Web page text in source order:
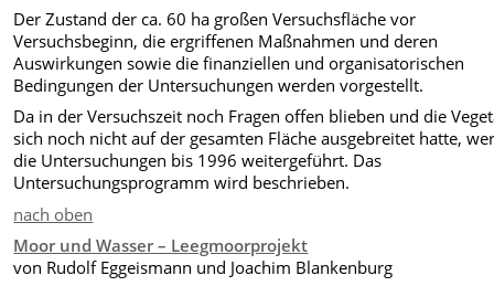
Der Zustand der ca. 60 ha großen Versuchsfläche vor
Versuchsbeginn, die ergriffenen Maßnahmen und deren
Auswirkungen sowie die finanziellen und organisatorischen
Bedingungen der Untersuchungen werden vorgestellt.
Da in der Versuchszeit noch Fragen offen blieben und die
sich noch nicht auf der gesamten Fläche ausgebreitet hatte,
die Untersuchungen bis 1996 weitergeführt. Das
Untersuchungsprogramm wird beschrieben.
nach oben
Moor und Wasser – Leegmoorprojekt
von Rudolf Eggeismann und Joachim Blankenburg